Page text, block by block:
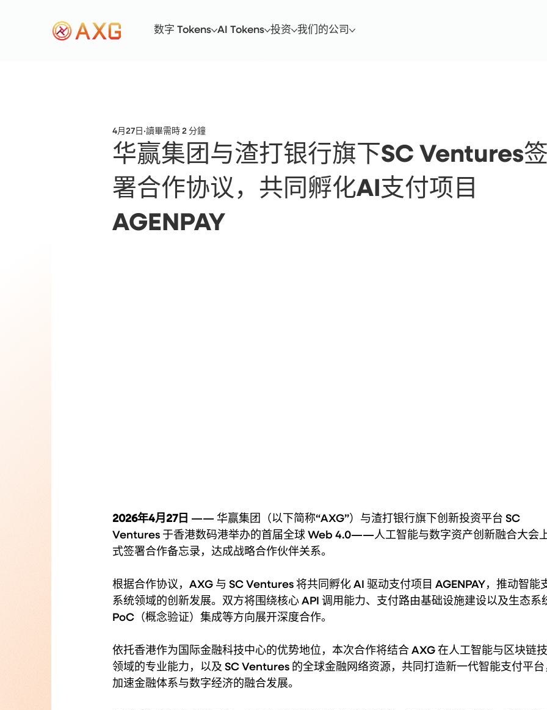
数字 Tokens AI Tokens 投资 我们的公司
华赢集团与渣打银行旗下SC Ventures
署合作协议，共同孵化AI支付项目
AGENPAY
4月27日 讀畢需時 2 分鐘
2026年4月27日 —— 华赢集团（以下简称“AXG”）与渣打银行旗下创新投资平台 SC
Ventures 于香港数码港举办的首届全球 Web 4.0——人工智能与数字资产创新融合大会
式签署合作备忘录，达成战略合作伙伴关系。
根据合作协议，AXG 与 SC Ventures 将共同孵化 AI 驱动支付项目 AGENPAY，推动智能
系统领域的创新发展。双方将围绕核心 API 调用能力、支付路由基础设施建设以及生态系
PoC（概念验证）集成等方向展开深度合作。
依托香港作为国际金融科技中心的优势地位，本次合作将结合 AXG 在人工智能与区块链
领域的专业能力，以及 SC Ventures 的全球金融网络资源，共同打造新一代智能支付平台
加速金融体系与数字经济的融合发展。